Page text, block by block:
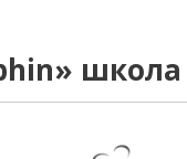
школа